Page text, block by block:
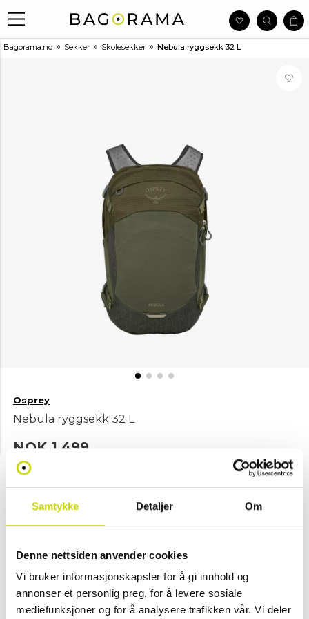
Samtykke Detaljer Om
Denne nettsiden anvender cookies
Vi bruker informasjonskapsler for å gi innhold og
annonser et personlig preg, for å levere sosiale
mediefunksjoner og for å analysere trafikken vår. Vi deler
Bagorama.no » Sekker » Skolesekker » Nebula ryggsekk 32 L
Osprey
Nebula ryggsekk 32 L
NOK 1,499
Velg farge
Legg i handlekurv
Klikk & hent